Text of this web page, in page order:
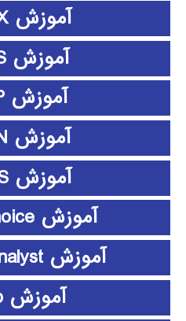
آموزش CPLEX
آموزش EDIUS
آموزش EMTP
آموزش ePLAN
آموزش ETABS
آموزش expert choice
آموزش Frontier Analyst
آموزش github